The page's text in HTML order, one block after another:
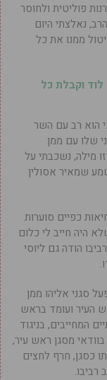
פוליטית ולחוסר
נאלצתי היום
ממנו את כל
וקבלת כל
הוא רב עם השר
שלו עם ממן
מילה, נשכבתי על
שמאיר אסולין
כפיים סוערות
היה חייב לי כלום
הודה גם ליוסי
סגני אליהו ממן
העיר ועומד בראש
המחייבים, בניגוד
מסגן ראש עיר,
כסגן, חרף לחצים
רביבו.